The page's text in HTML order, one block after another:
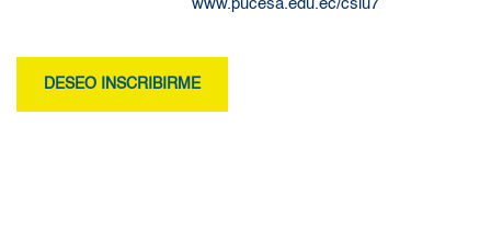
www.pucesa.edu.ec/csiu7
DESEO INSCRIBIRME